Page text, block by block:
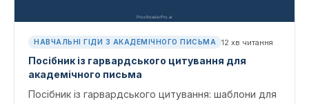
НАВЧАЛЬНІ ГІДИ З АКАДЕМІЧНОГО ПИСЬМА 12 хв читання
Посібник із гарвардського цитування для
академічного письма
Посібник із гарвардського цитування: шаблони для